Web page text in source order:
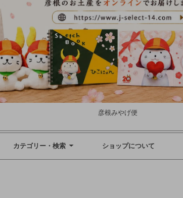
彦根みやげ便
カテゴリー・検索 ショップについて